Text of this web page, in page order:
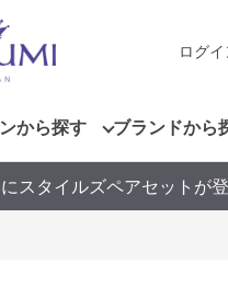
ログイ
から探す ブランドから
スタイルズペアセットが